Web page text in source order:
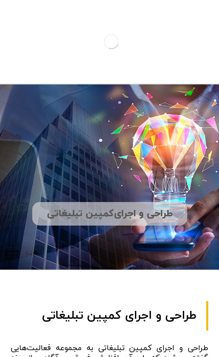
طراحی و اجرای‌کمپین ‌تبلیغاتی
طراحی و اجرای کمپین تبلیغاتی
طراحی و اجرای کمپین تبلیغاتی به مجموعه فعالیت‌هایی